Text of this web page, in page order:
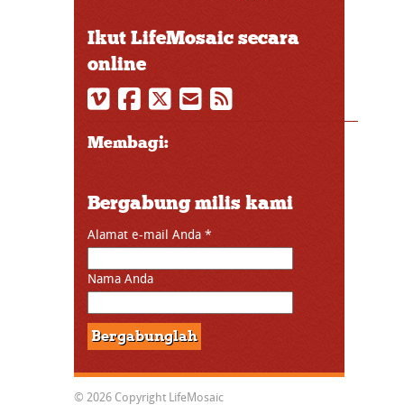
Ikut LifeMosaic secara
online
Membagi:
Bergabung milis kami
Alamat e-mail Anda *
Nama Anda
© 2026 Copyright LifeMosaic